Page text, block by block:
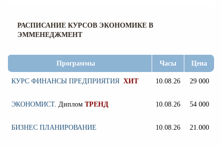
РАСПИСАНИЕ КУРСОВ ЭКОНОМИКЕ В
ЭММЕНЕДЖМЕНТ
Программы Часы Цена
КУРС ФИНАНСЫ ПРЕДПРИЯТИЯ ХИТ 10.08.26 29 000
ЭКОНОМИСТ. Диплом ТРЕНД 10.08.26 54 000
БИЗНЕС ПЛАНИРОВАНИЕ 10.08.26 21.000